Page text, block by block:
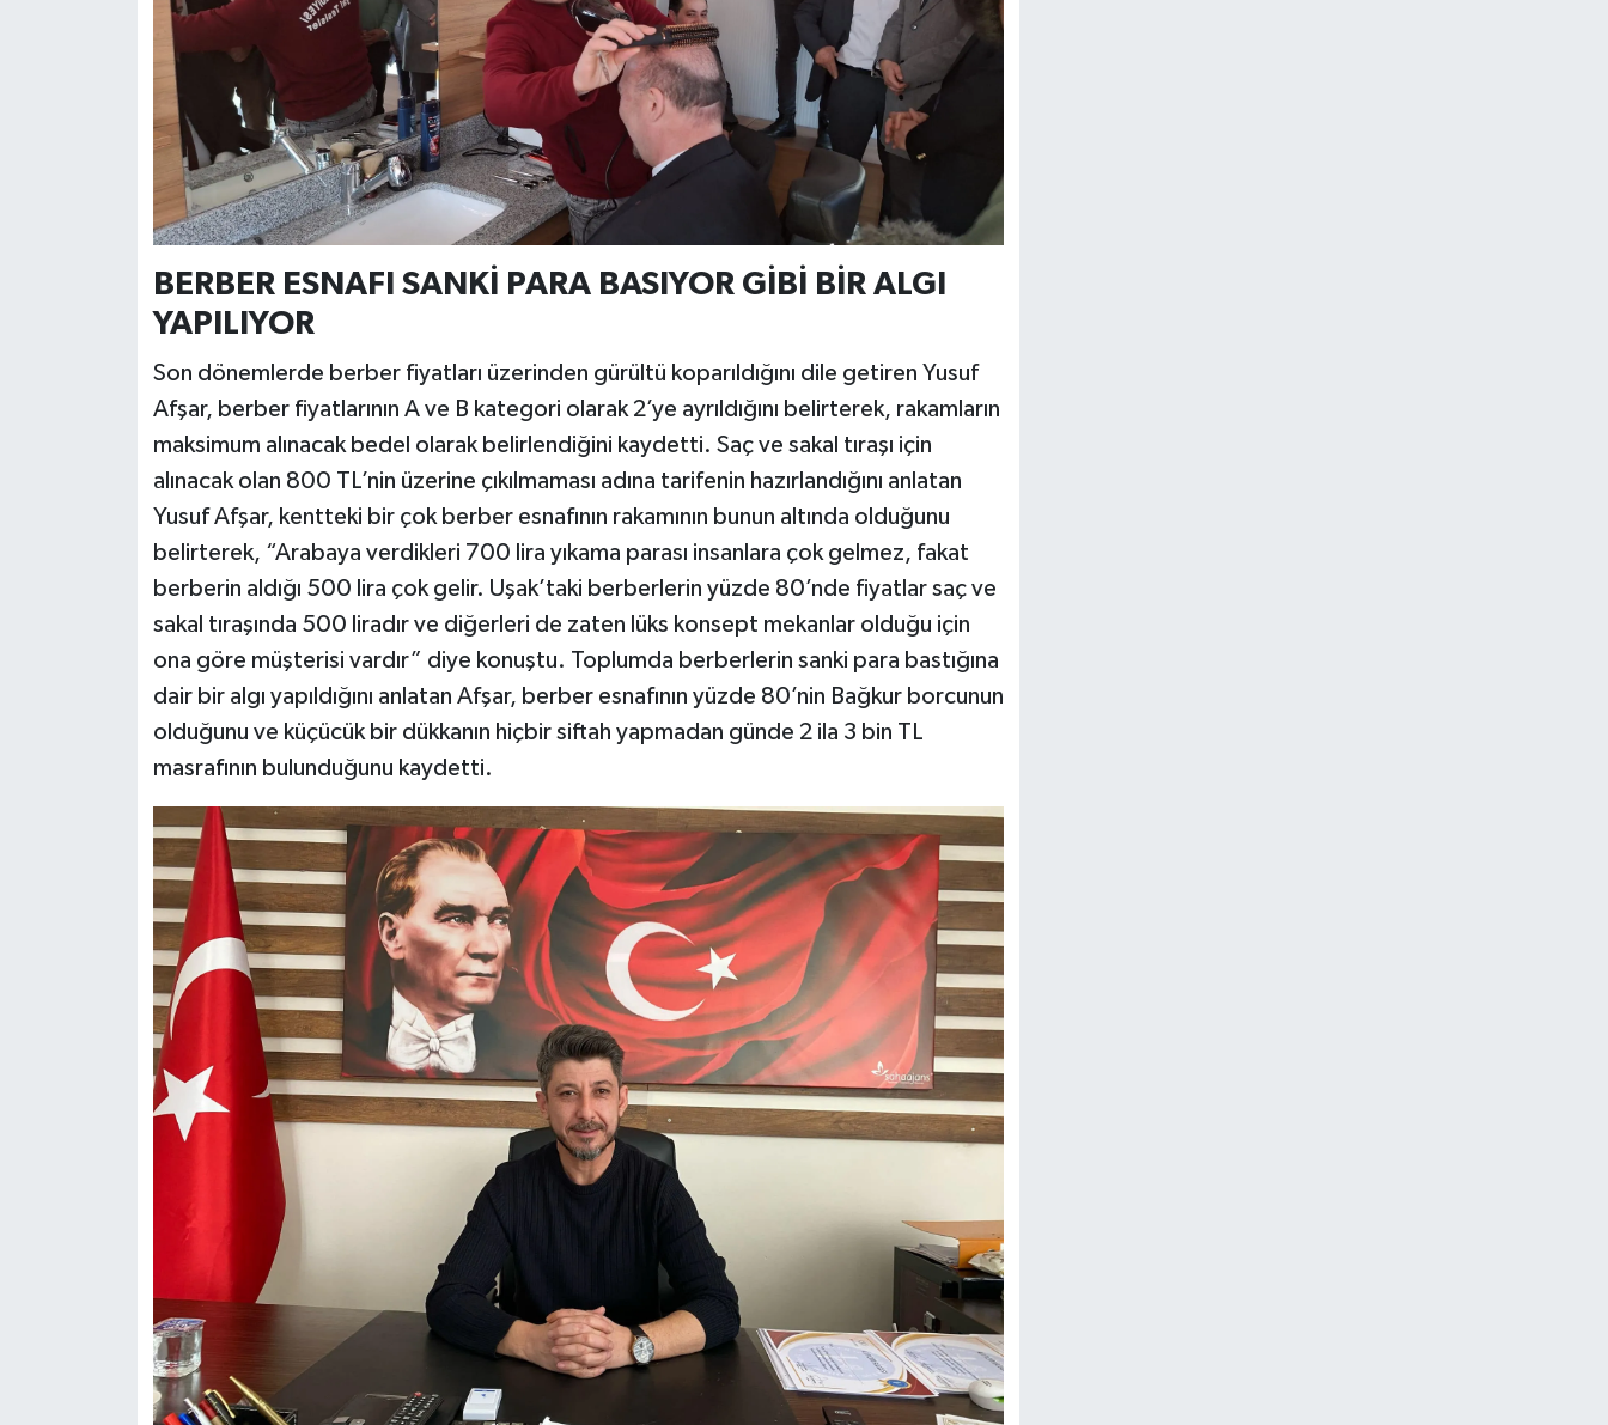
BERBER ESNAFI SANKİ PARA BASIYOR GİBİ BİR ALGI
YAPILIYOR
Son dönemlerde berber fiyatları üzerinden gürültü koparıldığını dile getiren Yusuf
Afşar, berber fiyatlarının A ve B kategori olarak 2’ye ayrıldığını belirterek, rakamların
maksimum alınacak bedel olarak belirlendiğini kaydetti. Saç ve sakal tıraşı için
alınacak olan 800 TL’nin üzerine çıkılmaması adına tarifenin hazırlandığını anlatan
Yusuf Afşar, kentteki bir çok berber esnafının rakamının bunun altında olduğunu
belirterek, “Arabaya verdikleri 700 lira yıkama parası insanlara çok gelmez, fakat
berberin aldığı 500 lira çok gelir. Uşak’taki berberlerin yüzde 80’nde fiyatlar saç ve
sakal tıraşında 500 liradır ve diğerleri de zaten lüks konsept mekanlar olduğu için
ona göre müşterisi vardır” diye konuştu. Toplumda berberlerin sanki para bastığına
dair bir algı yapıldığını anlatan Afşar, berber esnafının yüzde 80’nin Bağkur borcunun
olduğunu ve küçücük bir dükkanın hiçbir siftah yapmadan günde 2 ila 3 bin TL
masrafının bulunduğunu kaydetti.